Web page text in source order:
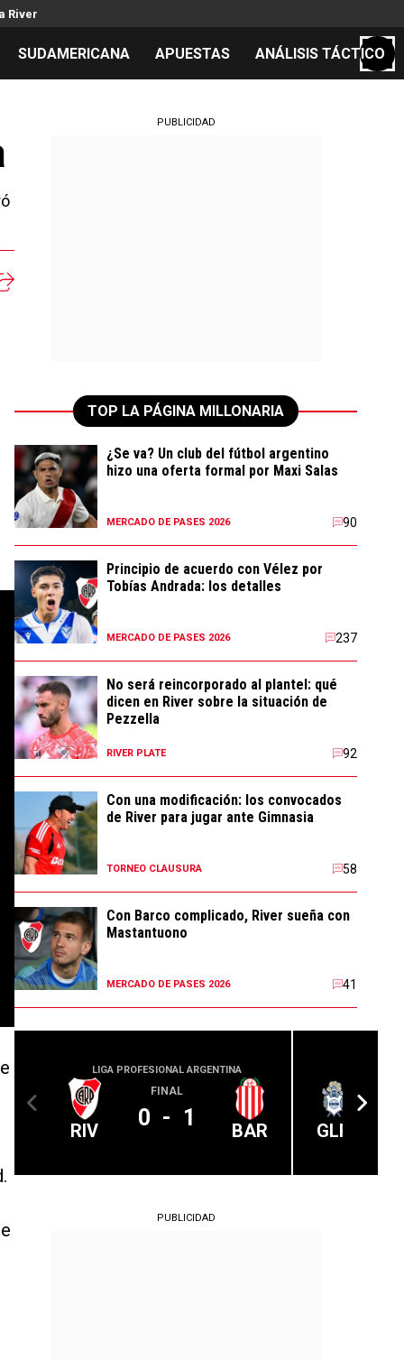
River
SUDAMERICANA APUESTAS ANÁLISIS TÁCTICO
PUBLICIDAD
TOP LA PÁGINA MILLONARIA
¿Se va? Un club del fútbol argentino
hizo una oferta formal por Maxi Salas
MERCADO DE PASES 2026 90
Principio de acuerdo con Vélez por
Tobías Andrada: los detalles
MERCADO DE PASES 2026 237
No será reincorporado al plantel: qué
dicen en River sobre la situación de
Pezzella
RIVER PLATE 92
Con una modificación: los convocados
de River para jugar ante Gimnasia
TORNEO CLAUSURA 58
Con Barco complicado, River sueña con
Mastantuono
MERCADO DE PASES 2026 41
LIGA PROFESIONAL ARGENTINA
RIV
FINAL
0 - 1 BAR GLP
PUBLICIDAD